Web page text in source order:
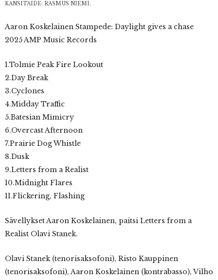
KANSITAIDE: RASMUS NIEMI.
Aaron Koskelainen Stampede: Daylight gives a chase
2025 AMP Music Records
1.Tolmie Peak Fire Lookout
2.Day Break
3.Cyclones
4.Midday Traffic
5.Batesian Mimicry
6.Overcast Afternoon
7.Prairie Dog Whistle
8.Dusk
9.Letters from a Realist
10.Midnight Flares
11.Flickering, Flashing
Sävellykset Aaron Koskelainen, paitsi Letters from a
Realist Olavi Stanek.
Olavi Stanek (tenorisaksofoni), Risto Kauppinen
(tenorisaksofoni), Aaron Koskelainen (kontrabasso), Vilho